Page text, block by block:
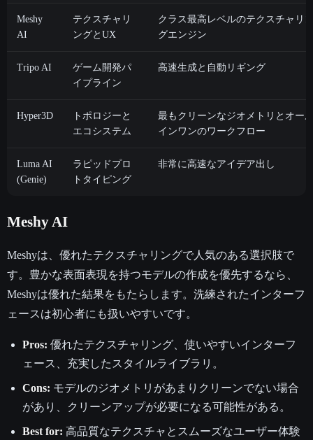
Meshy
AI
テクスチャリ
ングとUX
クラス最高レベルのテクスチャリ
グエンジン
Tripo AI
ゲーム開発パ
イプライン
高速生成と自動リギング
Hyper3D
トポロジーと
エコシステム
最もクリーンなジオメトリとオー
インワンのワークフロー
Luma AI
(Genie)
ラピッドプロ
トタイピング
非常に高速なアイデア出し
Meshy AI
Meshyは、優れたテクスチャリングで人気のある選択肢で
す。豊かな表面表現を持つモデルの作成を優先するなら、
Meshyは優れた結果をもたらします。洗練されたインターフ
ェースは初心者にも扱いやすいです。
Pros: 優れたテクスチャリング、使いやすいインターフ
ェース、充実したスタイルライブラリ。
Cons: モデルのジオメトリがあまりクリーンでない場合
があり、クリーンアップが必要になる可能性がある。
Best for: 高品質なテクスチャとスムーズなユーザー体験